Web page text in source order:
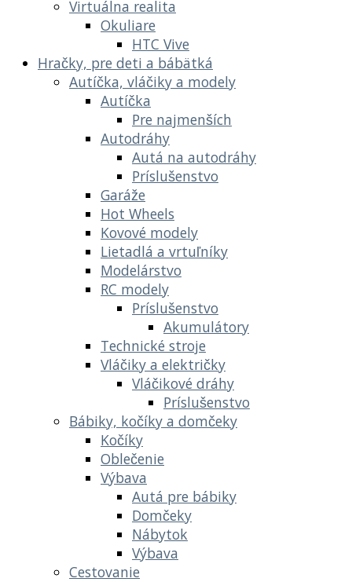
Virtuálna realita
Okuliare
HTC Vive
Hračky, pre deti a bábätká
Autíčka, vláčiky a modely
Autíčka
Pre najmenších
Autodráhy
Autá na autodráhy
Príslušenstvo
Garáže
Hot Wheels
Kovové modely
Lietadlá a vrtuľníky
Modelárstvo
RC modely
Príslušenstvo
Akumulátory
Technické stroje
Vláčiky a električky
Vláčikové dráhy
Príslušenstvo
Bábiky, kočíky a domčeky
Kočíky
Oblečenie
Výbava
Autá pre bábiky
Domčeky
Nábytok
Výbava
Cestovanie